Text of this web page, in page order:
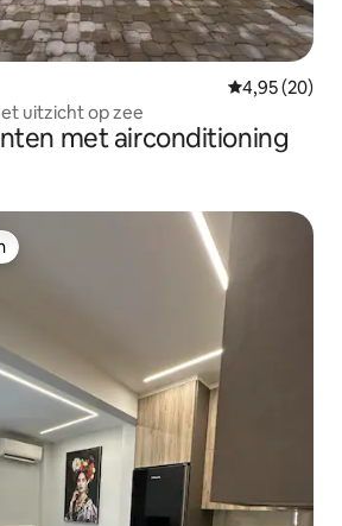
Gemiddelde
4,95 (20)
uitzicht op zee
met airconditioning